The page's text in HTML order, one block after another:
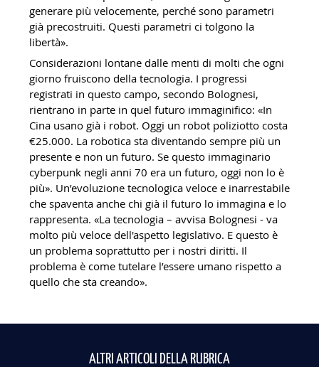
generare più velocemente, perché sono parametri
già precostruiti. Questi parametri ci tolgono la
libertà».
Considerazioni lontane dalle menti di molti che ogni
giorno fruiscono della tecnologia. I progressi
registrati in questo campo, secondo Bolognesi,
rientrano in parte in quel futuro immaginifico: «In
Cina usano già i robot. Oggi un robot poliziotto costa
€25.000. La robotica sta diventando sempre più un
presente e non un futuro. Se questo immaginario
cyberpunk negli anni 70 era un futuro, oggi non lo è
più». Un’evoluzione tecnologica veloce e inarrestabile
che spaventa anche chi già il futuro lo immagina e lo
rappresenta. «La tecnologia – avvisa Bolognesi - va
molto più veloce dell'aspetto legislativo. E questo è
un problema soprattutto per i nostri diritti. Il
problema è come tutelare l’essere umano rispetto a
quello che sta creando».
ALTRI ARTICOLI DELLA RUBRICA